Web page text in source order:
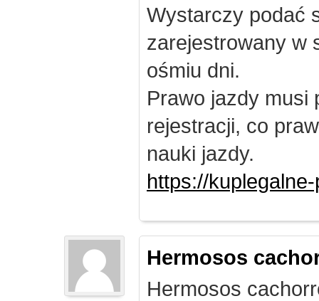
Wystarczy podać
zarejestrowany w
ośmiu dni.
Prawo jazdy musi
rejestracji, co
nauki jazdy.
https://
Hermosos
Hermosos